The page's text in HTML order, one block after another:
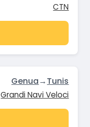
CTN
Genua→Tunis
Grandi Navi Veloci